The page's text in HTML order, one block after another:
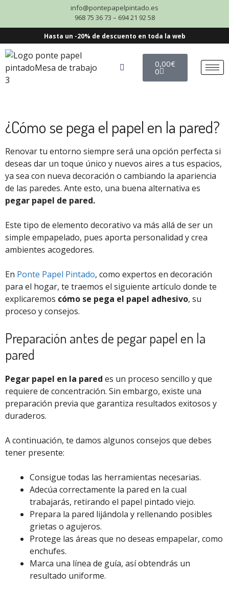
info@pontepapelpintado.es
968 75 36 73 – 694 21 92 58
Hasta un -20% de descuento en toda la web
0,00€
0
¿Cómo se pega el papel en la pared?
Renovar tu entorno siempre será una opción perfecta si
deseas dar un toque único y nuevos aires a tus espacios,
ya sea con nueva decoración o cambiando la apariencia
de las paredes. Ante esto, una buena alternativa es
pegar papel de pared.
Este tipo de elemento decorativo va más allá de ser un
simple empapelado, pues aporta personalidad y crea
ambientes acogedores.
En Ponte Papel Pintado, como expertos en decoración
para el hogar, te traemos el siguiente artículo donde te
explicaremos cómo se pega el papel adhesivo, su
proceso y consejos.
Preparación antes de pegar papel en la
pared
Pegar papel en la pared es un proceso sencillo y que
requiere de concentración. Sin embargo, existe una
preparación previa que garantiza resultados exitosos y
duraderos.
A continuación, te damos algunos consejos que debes
tener presente:
Consigue todas las herramientas necesarias.
Adecúa correctamente la pared en la cual
trabajarás, retirando el papel pintado viejo.
Prepara la pared lijándola y rellenando posibles
grietas o agujeros.
Protege las áreas que no deseas empapelar, como
enchufes.
Marca una línea de guía, así obtendrás un
resultado uniforme.